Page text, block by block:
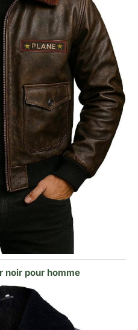
noir pour homme